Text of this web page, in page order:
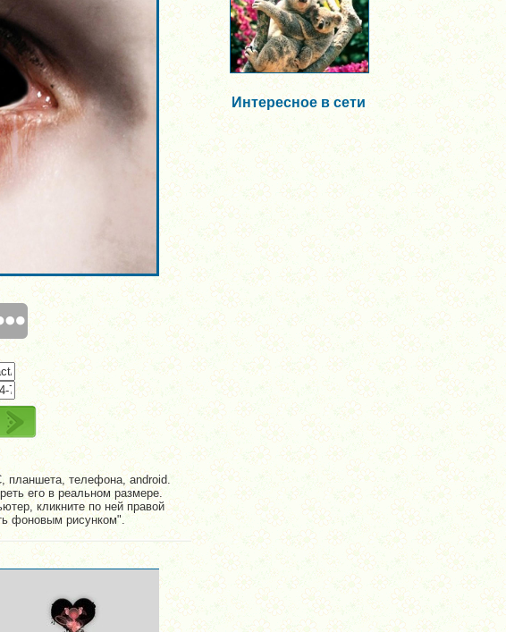
планшета, телефона, android.
его в реальном размере.
кликните по ней правой
фоновым рисунком".
Интересное в сети